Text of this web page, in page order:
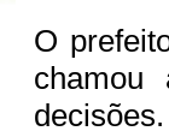
O
chamou
decisões.